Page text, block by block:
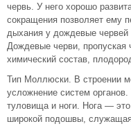
червь. У него хорошо
сокращения позволяет ему
дыхания у дождевые
Дождевые черви, пропуская
химический состав,
Тип Моллюски. В строении
усложнение систем
туловища и ноги. Нога —
широкой подошвы,